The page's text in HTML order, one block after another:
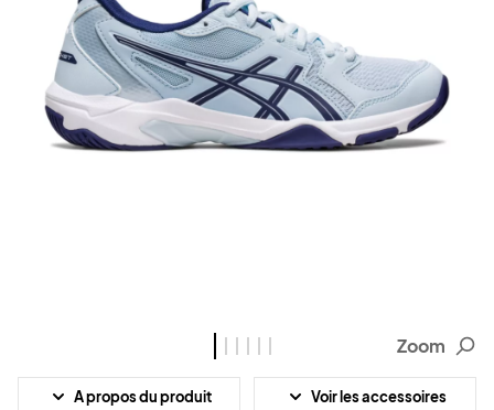
Zoom
A propos du produit Voir les accessoires